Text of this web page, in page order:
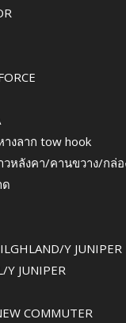
างลาก tow hook
วหลังคา/คานขวาง/กล่
Y JUNIPER
Y JUNIPER
COMMUTER